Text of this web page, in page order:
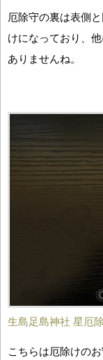
厄除守の裏は表側
けになっており、
ありませんね。
生島足島神社 星厄
こちらは厄除けの